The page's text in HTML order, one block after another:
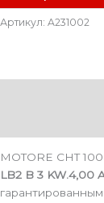
Артикул: A231002
MOTORE CHT
LB2 B 3 KW.4,00